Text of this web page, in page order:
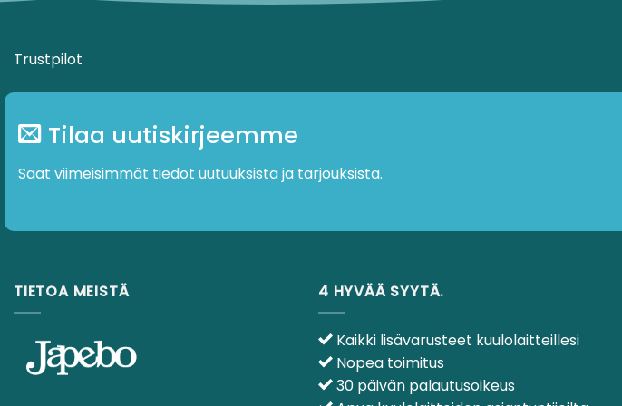
Trustpilot
Tilaa uutiskirjeemme
Saat viimeisimmät tiedot uutuuksista ja tarjouksista.
TIETOA MEISTÄ 4 HYVÄÄ SYYTÄ.
Kaikki lisävarusteet kuulolaitteillesi
Nopea toimitus
30 päivän palautusoikeus